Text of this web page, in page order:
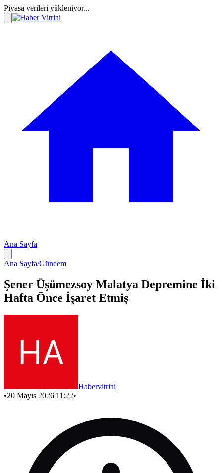
Piyasa verileri yükleniyor...
Ana Sayfa
Ana Sayfa/Gündem
Şener Üşümezsoy Malatya Depremine İki
Hafta Önce İşaret Etmiş
Habervitrini
•20 Mayıs 2026 11:22•